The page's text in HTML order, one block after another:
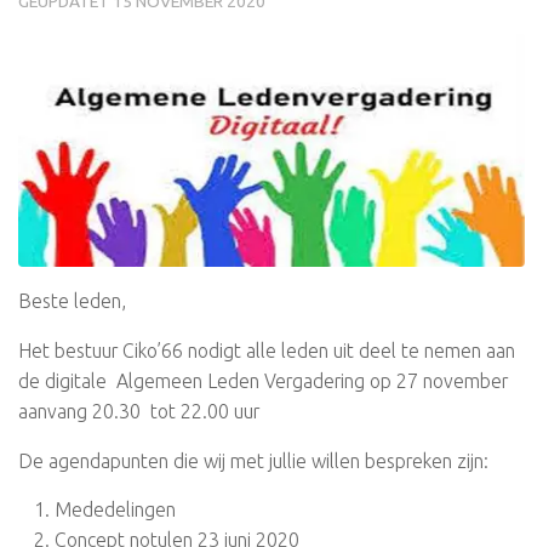
Beste leden,
Het bestuur Ciko’66 nodigt alle leden uit deel te nemen aan
de digitale Algemeen Leden Vergadering op 27 november
aanvang 20.30 tot 22.00 uur
De agendapunten die wij met jullie willen bespreken zijn:
Mededelingen
Concept notulen 23 juni 2020